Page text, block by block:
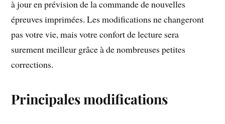
à jour en prévision de la commande de nouvelles
épreuves imprimées. Les modifications ne changeront
pas votre vie, mais votre confort de lecture sera
surement meilleur grâce à de nombreuses petites
corrections.
Principales modifications